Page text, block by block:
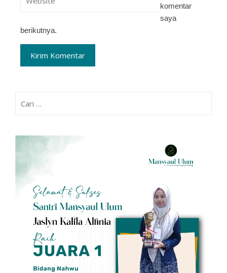
komentar
saya
berikutnya.
untuk: